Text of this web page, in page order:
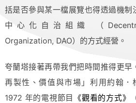
括是否參與某一檔展覽也得透過機制
中心化自治組織 （
Organization, DAO）的方式經營。
夸蘭塔接著再帶我們把時間推得更早
再製性、價值與市場」利用約翰．
1972 年的電視節目 《觀看的方式》